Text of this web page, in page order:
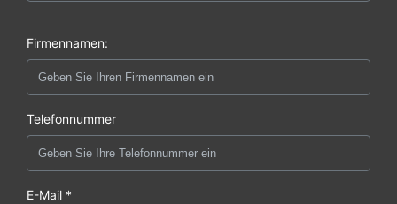
Firmennamen:
Telefonnummer
E-Mail *